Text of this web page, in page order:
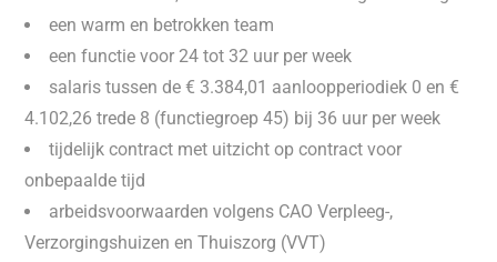
een warm en betrokken team
een functie voor 24 tot 32 uur per week
salaris tussen de € 3.384,01 aanloopperiodiek 0 en €
4.102,26 trede 8 (functiegroep 45) bij 36 uur per week
tijdelijk contract met uitzicht op contract voor
onbepaalde tijd
arbeidsvoorwaarden volgens CAO Verpleeg-,
Verzorgingshuizen en Thuiszorg (VVT)